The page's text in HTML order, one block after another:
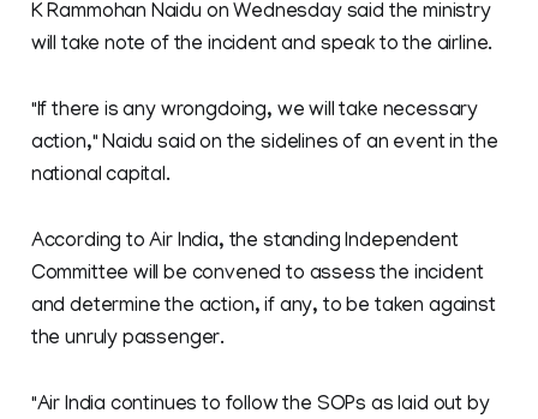
K Rammohan Naidu on Wednesday said the ministry
will take note of the incident and speak to the airline.
"If there is any wrongdoing, we will take necessary
action," Naidu said on the sidelines of an event in the
national capital.
According to Air India, the standing Independent
Committee will be convened to assess the incident
and determine the action, if any, to be taken against
the unruly passenger.
"Air India continues to follow the SOPs as laid out by